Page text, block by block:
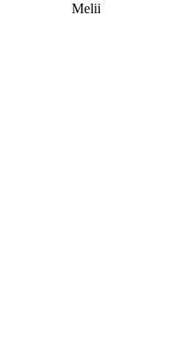
Melii